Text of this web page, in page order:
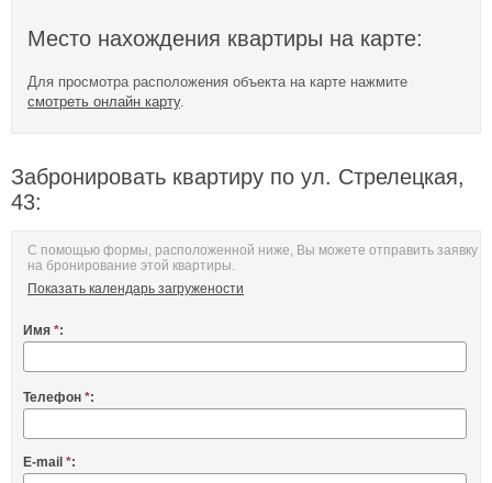
Место нахождения квартиры на карте:
Для просмотра расположения объекта на карте нажмите
смотреть онлайн карту.
Забронировать квартиру по ул. Стрелецкая,
43:
С помощью формы, расположенной ниже, Вы можете отправить заявку
на бронирование этой квартиры.
Показать календарь загружености
Имя *:
Телефон *:
E-mail *: